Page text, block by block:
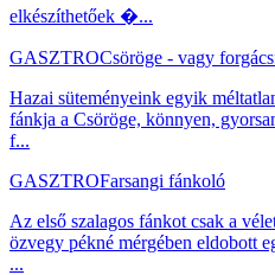
elkészíthetőek �...
GASZTROCsöröge - vagy
Hazai süteményeink egyik
fánkja a Csöröge, könnyen,
f...
GASZTROFarsangi fánkoló
Az első szalagos fánkot csak a
özvegy pékné mérgében eldobott
...